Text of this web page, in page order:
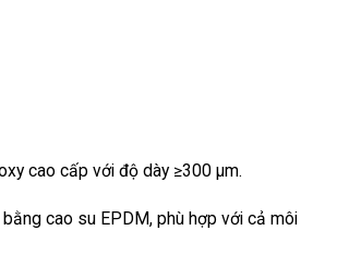
cao cấp với độ dày ≥300 μm.
cao su EPDM, phù hợp với cả môi